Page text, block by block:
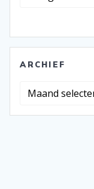
ARCHIEF
Archief